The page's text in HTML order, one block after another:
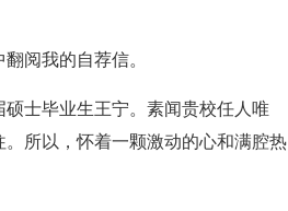
阅我的自荐信。
士毕业生王宁。素闻贵校任人唯
所以，怀着一颗激动的心和满腔热